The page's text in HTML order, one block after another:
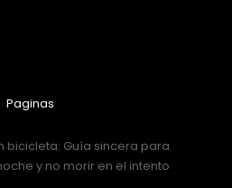
Paginas
bicicleta: Guía sincera para
y no morir en el intento